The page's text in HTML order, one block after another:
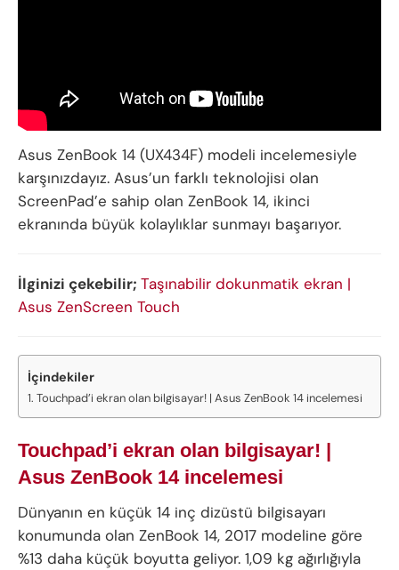
Asus ZenBook 14 (UX434F) modeli incelemesiyle
karşınızdayız. Asus’un farklı teknolojisi olan
ScreenPad’e sahip olan ZenBook 14, ikinci
ekranında büyük kolaylıklar sunmayı başarıyor.
İlginizi çekebilir; Taşınabilir dokunmatik ekran |
Asus ZenScreen Touch
İçindekiler
Touchpad’i ekran olan bilgisayar! | Asus ZenBook 14 incelemesi
Touchpad’i ekran olan bilgisayar! |
Asus ZenBook 14 incelemesi
Dünyanın en küçük 14 inç dizüstü bilgisayarı
konumunda olan ZenBook 14, 2017 modeline göre
%13 daha küçük boyutta geliyor. 1,09 kg ağırlığıyla